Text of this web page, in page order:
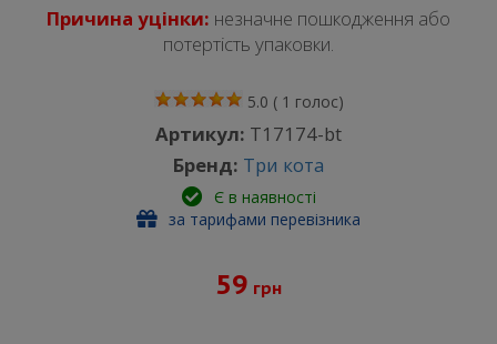
Причина уцінки: незначне пошкодження або
потертість упаковки.
5.0 ( 1 голос)
Артикул: T17174-bt
Бренд: Три кота
Є в наявності
за тарифами перевізника
59 грн